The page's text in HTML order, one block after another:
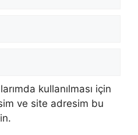
kullanılması için
ve site adresim bu